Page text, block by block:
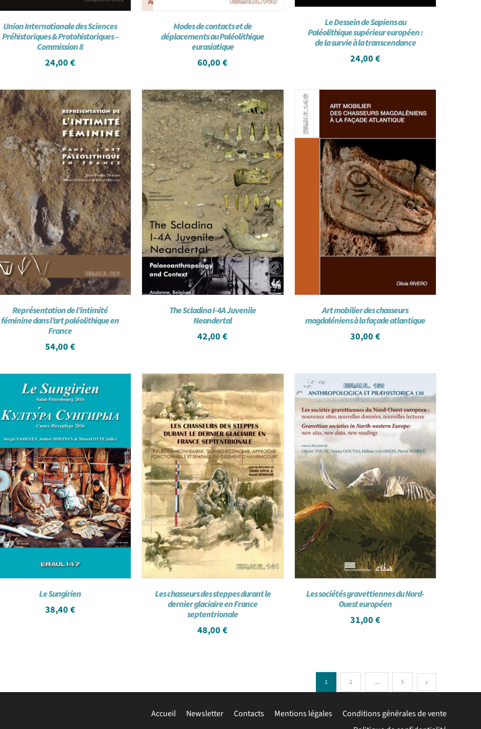
Union Internationale des Sciences
Préhistoriques & Protohistoriques –
Commission 8
24,00 €
Modes de contacts et de
déplacements au Paléolithique
eurasiatique
60,00€
Le Dessein de Sapiens au
Paléolithique supérieur européen :
de la survie à la transcendance
24,00 €
Représentation de l’intimité
féminine dans l’art paléolithique en
France
54,00 €
The Scladina I-4A Juvenile
Neandertal
42,00€
Art mobilier des chasseurs
magdaléniens à la façade atlantique
30,00 €
Le Sungirien
38,40 €
Les chasseurs des steppes durant le
dernier glaciaire en France
septentrionale
48,00€
Les sociétés gravettiennes du Nord-
Ouest européen
31,00 €
1 2 … 5
Accueil Newsletter Contacts Mentions légales
Conditions générales de vente